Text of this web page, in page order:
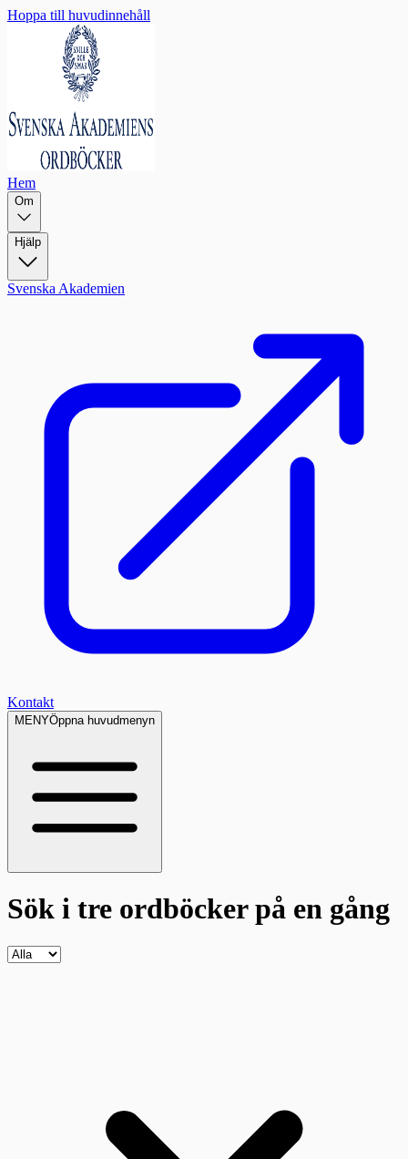
Hoppa till huvudinnehåll
Hem
Om
Hjälp
Svenska Akademien
Kontakt
MENYÖppna huvudmenyn
Sök i tre ordböckerpå en gång